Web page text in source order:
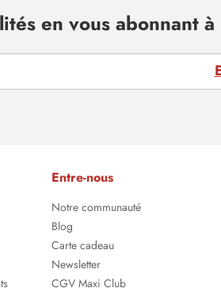
en vous abonnant
Entre-nous
Notre communauté
Blog
Carte cadeau
Newsletter
CGV Maxi Club